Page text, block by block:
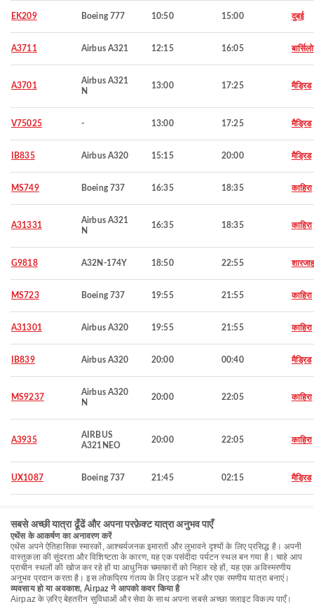
EK209 Boeing 777 10:50 15:00 दुबई
A3711 Airbus A321 12:15 16:05
A3701
Airbus A321
N
13:00 17:25 मैड्रिड
V75025 - 13:00 17:25 मैड्रिड
IB835 Airbus A320 15:15 20:00 मैड्रिड
MS749 Boeing 737 16:35 18:35 काहिरा
A31331
Airbus A321
N
16:35 18:35 काहिरा
G9818 A32N-174Y 18:50 22:55
MS723 Boeing 737 19:55 21:55 काहिरा
A31301 Airbus A320 19:55 21:55 काहिरा
IB839 Airbus A320 20:00 00:40 मैड्रिड
MS9237
Airbus A320
N
20:00 22:05 काहिरा
A3935
AIRBUS
A321NEO
20:00 22:05 काहिरा
UX1087 Boeing 737 21:45 02:15 मैड्रिड
सबसे अच्छी यात्रा ढूँढें और अपना परफ़ेक्ट यात्रा अनुभव पाएँ
एथेंस के आकर्षण का अनावरण करें
एथेंस अपने ऐतिहासिक स्मारकों, आश्चर्यजनक इमारतों और लुभावने दृश्यों के लिए प्रसिद्ध है। अपनी
वास्तुकला की सुंदरता और विशिष्टता के कारण, यह एक पसंदीदा पर्यटन स्थल बन गया है। चाहे आप
प्राचीन स्थलों की खोज कर रहे हों या आधुनिक चमत्कारों को निहार रहे हों, यह एक अविस्मरणीय
अनुभव प्रदान करता है। इस लोकप्रिय गंतव्य के लिए उड़ान भरें और एक रमणीय यात्रा बनाएं।
व्यवसाय हो या अवकाश, Airpaz ने आपको कवर किया है
Airpaz के ज़रिए बेहतरीन सुविधाओं और सेवा के साथ अपना सबसे अच्छा फ़्लाइट विकल्प पाएँ।